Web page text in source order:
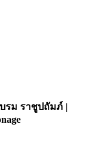
รม ราชูปถัมภ์ |